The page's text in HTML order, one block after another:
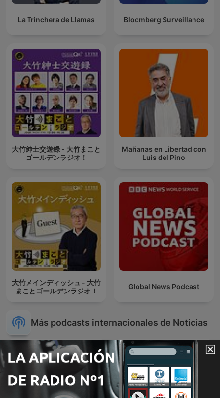
La Trinchera de Llamas Bloomberg Surveillance
大竹紳士交遊録 - 大竹まこと
ゴールデンラジオ！
Mañanas en Libertad con
Luis del Pino
大竹メインディッシュ - 大竹
まことゴールデンラジオ！
Global News Podcast
Más podcasts internacionales de Noticias